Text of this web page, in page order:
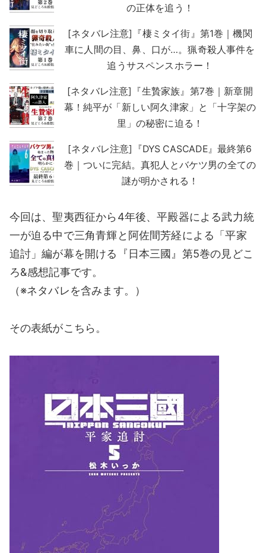
の正体を追う！
[ネタバレ注意]『棲ミタイ街』第1巻｜機関
車に人間の目、鼻、口が…。猟奇殺人事件を
追うサスペンスホラー！
[ネタバレ注意]『生贄家族』第7巻｜新章開
幕！純平が「新しい阿久津家」と「十字架の
里」の秘密に迫る！
[ネタバレ注意]『DYS CASCADE』最終第6
巻｜ついに完結。真犯人とバケツ男の全ての
謎が明かされる！
今回は、聖夷西征から4年後、平殿器による武力統
一が迫る中で三角青輝と阿佐間芳経による「平家
追討」編が幕を開ける『日本三國』第5巻の見どこ
ろ&感想記事です。
（※ネタバレを含みます。）
その表紙がこちら。